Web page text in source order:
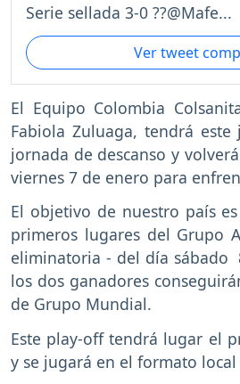
Serie sellada 3-0 ??@Mafe...
Ver tweet
El Equipo Colombia
Fabiola Zuluaga, tendrá
jornada de descanso y
viernes 7 de enero para
El objetivo de nuestro país
primeros lugares del Grupo
eliminatoria - del día sábado
los dos ganadores
de Grupo Mundial.
Este play-off tendrá lugar el
y se jugará en el formato